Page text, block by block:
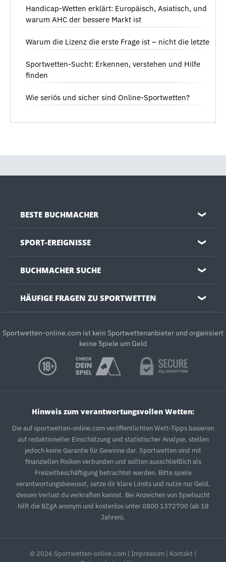
Handicap-Wetten erklärt: Europäisch, Asiatisch, und
warum AHC der bessere Markt ist
Warum die Lizenz die erste Frage ist – nicht die letzte
Sportwetten-Sucht: Erkennen, verstehen und Hilfe
finden
Wie seriös und sicher sind Online-Sportwetten?
BESTE BUCHMACHER ❯
SPORT-EREIGNISSE ❯
BUCHMACHER SUCHE ❯
HÄUFIGE FRAGEN ZU SPORTWETTEN ❯
Sportwetten-online.com ist kein Sportwettenanbieter und organisiert
keine Spiele um Geld
Hinweis zum verantwortungsvollen Wetten:
Die auf sportwetten-online.com veröffentlichten Wett-Tipps basieren
auf redaktioneller Einschätzung und statistischer Analyse, stellen
jedoch keine Garantie für Gewinne dar. Sportwetten sind mit
finanziellen Risiken verbunden und sollten ausschließlich als
Freizeitbeschäftigung betrachtet werden. Bitte spiele
verantwortungsbewusst, setze dir klare Limits und nutze nur Geld,
dessen Verlust du verkraften kannst. Bei Anzeichen von Spielsucht
hilft die BZgA anonym und kostenlos unter 0800 1372700 (ab 18
Jahren).
© 2026 Sportwetten-online.com | Impressum | Kontakt |